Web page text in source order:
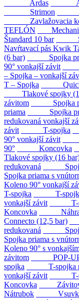
Ardas
Strimon
Zavlažovacia
TEFLÓN
Štandard 10 bar
S
Navŕtavací pás Kwik
(6 bar)
Spojka
90° vonkajší závit
– Spojka – vonkajší
T – Spojka
Quick
Tlakové spojky
závitom
Spojka
priama
Spojka
redukovaná vonkajší
závit
T-spojka
90° vonkajší závit
90°
Koncovka
Tlakové spojky (16
redukovaná
Spojka
Spojka priama s
Koleno 90° vonkajší
T-spojka
T-spojka
vonkajší závit
T-
Koncovka
Connecto (12,5 bar)
redukovaná
Spojka
Spojka priama s
Koleno 90° s
závitom
POP-UP
spojka
T-spojka
vonkajší závit
T-
Koncovka
Závitové
Nátrubok
Vsuvka